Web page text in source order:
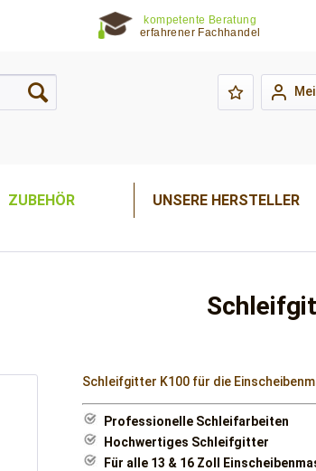
kompetente Beratung
erfahrener Fachhandel
ZUBEHÖR UNSERE HERSTELLER
Schleifgitter K100 für die
Professionelle Schleifarbeiten
Hochwertiges Schleifgitter
Für alle 13 & 16 Zoll